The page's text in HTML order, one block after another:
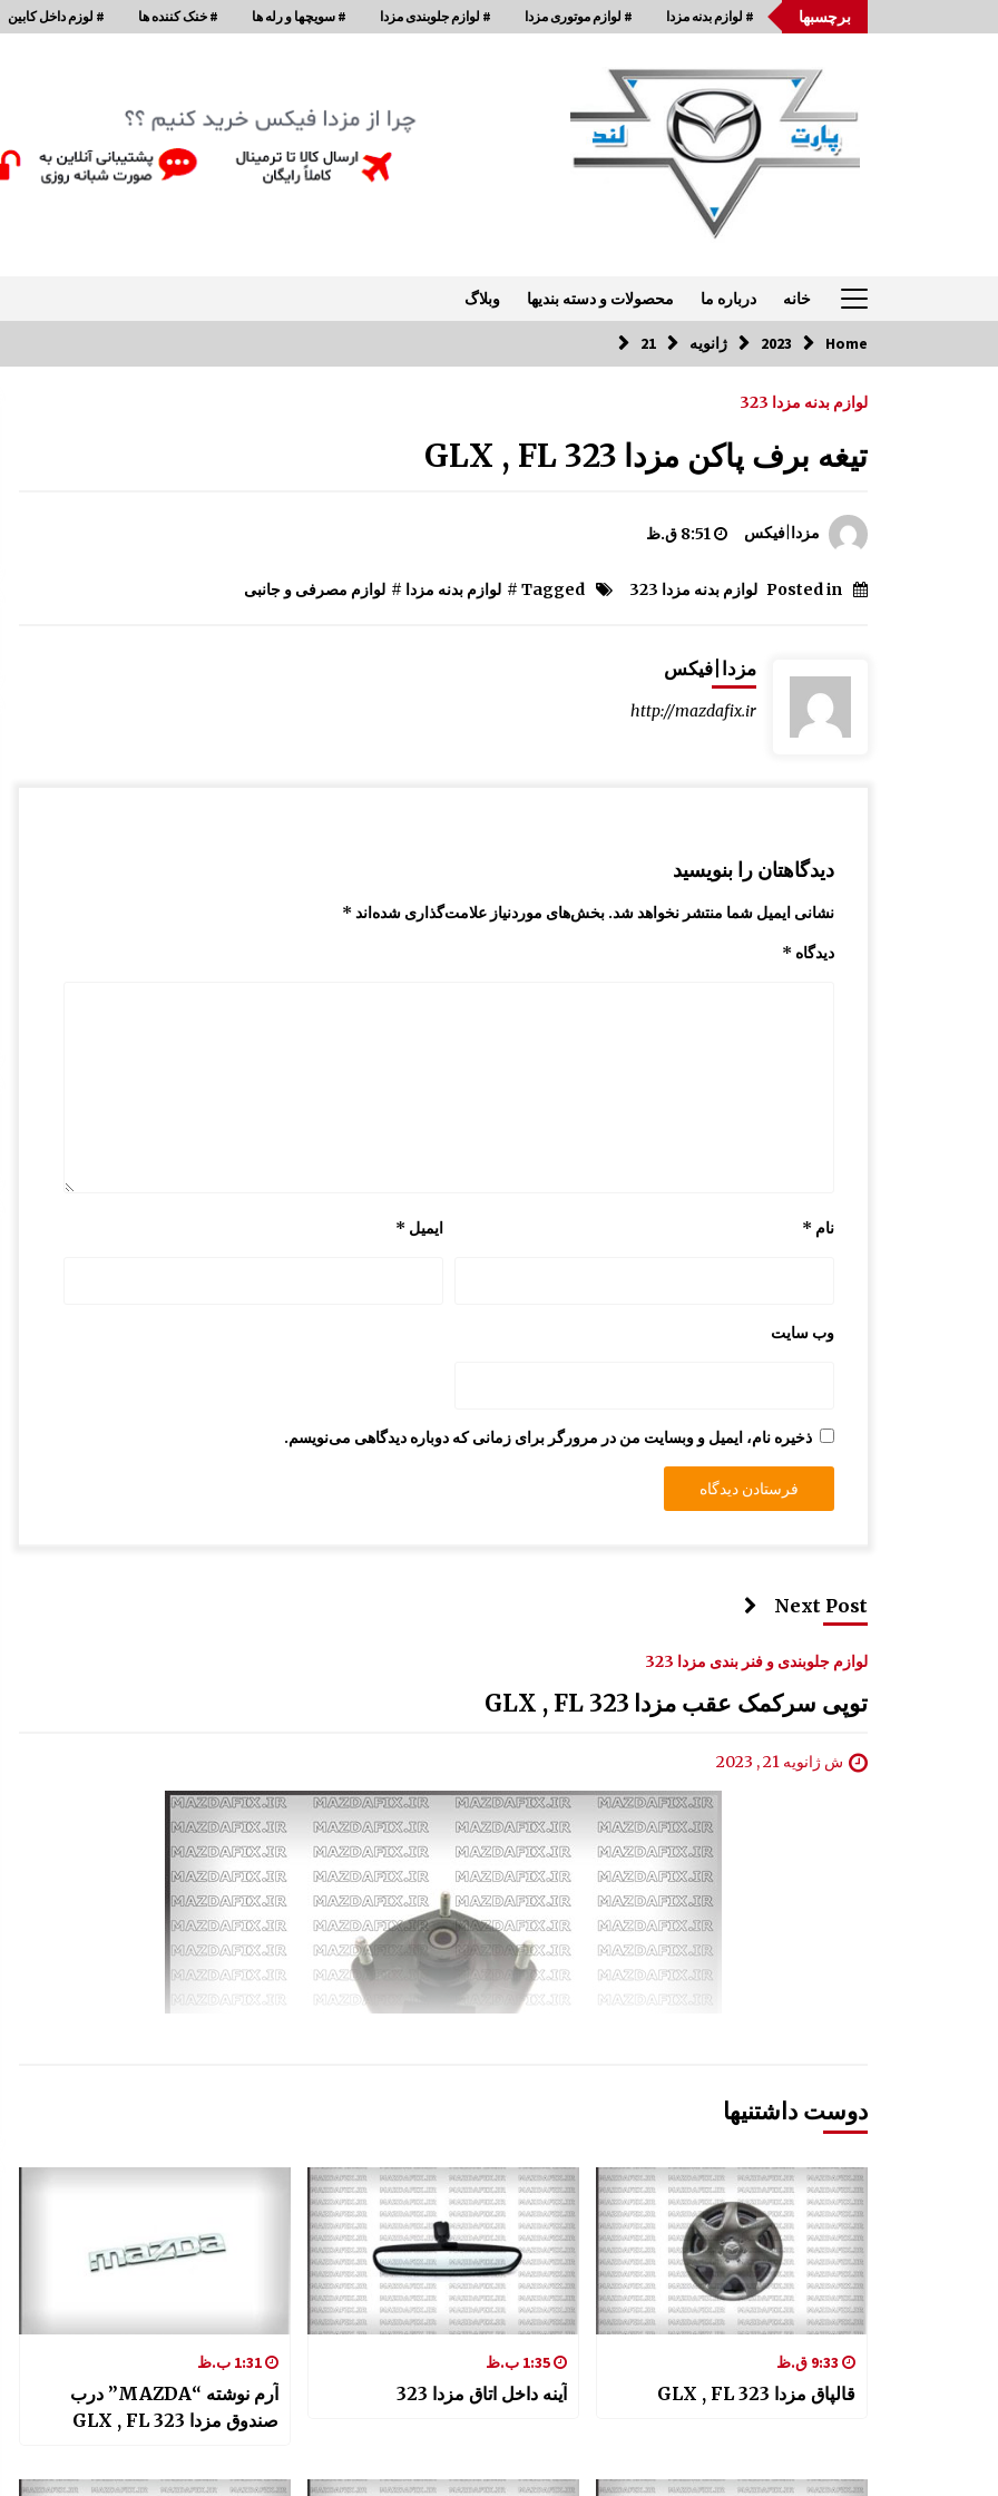
to
برچسبها # لوازم بدنه مزدا # لوازم موتوری مزدا # لوازم جلوبندی مزدا # سویچها و رله ها # خنک کننده ها # لوزم داخل کابین
خانه درباره ما محصولات و دسته بندیها وبلاگ
تماس با ما: 33954875-021
9:29 ق.ظ
ترمز در مزدا 323 GLX , FL
Home
2023 ژانویه 21
لوازم بدنه مزدا 323
تیغه برف پاکن مزدا 323 GLX , FL
مزدا|فیکس
Posted in لوازم بدنه مزدا 323 Tagged # لوازم بدنه مزدا # لوازم مصرفی و جانبی
مزدا|فیکس
http://mazdafix.ir
دیدگاهتان را بنویسید
نشانی ایمیل شما منتشر نخواهد شد. بخش‌های موردنیاز علامت‌گذاری شده‌اند *
دیدگاه *
نام * ایمیل *
وب‌ سایت
ذخیره نام، ایمیل و وبسایت من در مرورگر برای زمانی که دوباره دیدگاهی می‌نویسم.
Next Post
لوازم جلوبندی و فنر بندی مزدا 323
توپی سرکمک عقب مزدا 323 GLX , FL
ش ژانویه 21 , 2023
دوست داشتنیها
قالپاق مزدا 323 GLX , FL
1:35 ب.ظ
آینه داخل اتاق مزدا 323
1:31 ب.ظ
آرم نوشته “MAZDA” درب
صندوق مزدا 323 GLX , FL